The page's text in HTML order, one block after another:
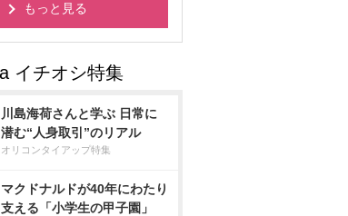
もっと見る
川島海荷さんと学ぶ 日常に
潜む“人身取引”のリアル
オリコンタイアップ特集
マクドナルドが40年にわたり
支える「小学生の甲子園」